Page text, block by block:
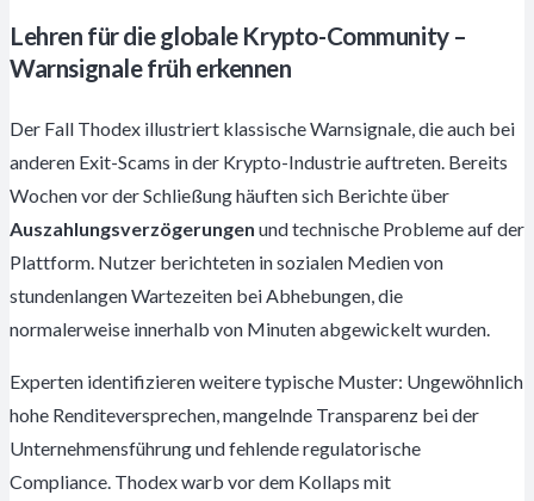
Lehren für die globale Krypto-Community –
Warnsignale früh erkennen
Der Fall Thodex illustriert klassische Warnsignale, die auch bei
anderen Exit-Scams in der Krypto-Industrie auftreten. Bereits
Wochen vor der Schließung häuften sich Berichte über
Auszahlungsverzögerungen und technische Probleme auf der
Plattform. Nutzer berichteten in sozialen Medien von
stundenlangen Wartezeiten bei Abhebungen, die
normalerweise innerhalb von Minuten abgewickelt wurden.
Experten identifizieren weitere typische Muster: Ungewöhnlich
hohe Renditeversprechen, mangelnde Transparenz bei der
Unternehmensführung und fehlende regulatorische
Compliance. Thodex warb vor dem Kollaps mit